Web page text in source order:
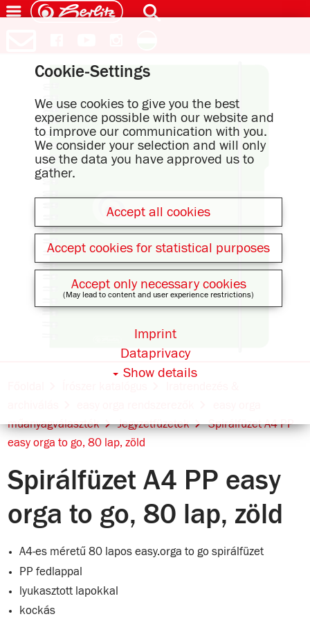
műanyagválaszték
Jegyzetfüzetek
Spirálfüzet A4 PP
easy orga to go, 80 lap, zöld
Spirálfüzet A4 PP easy
orga to go, 80 lap, zöld
A4-es méretű 80 lapos easy.orga to go spirálfüzet
PP fedlappal
lyukasztott lapokkal
kockás
Cookie-Settings
We use cookies to give you the best
experience possible with our website and
to improve our communication with you.
We consider your selection and will only
use the data you have approved us to
gather.
Accept all cookies
Accept cookies for statistical purposes
Accept only necessary cookies
(May lead to content and user experience restrictions)
Show details
Dataprivacy
Imprint